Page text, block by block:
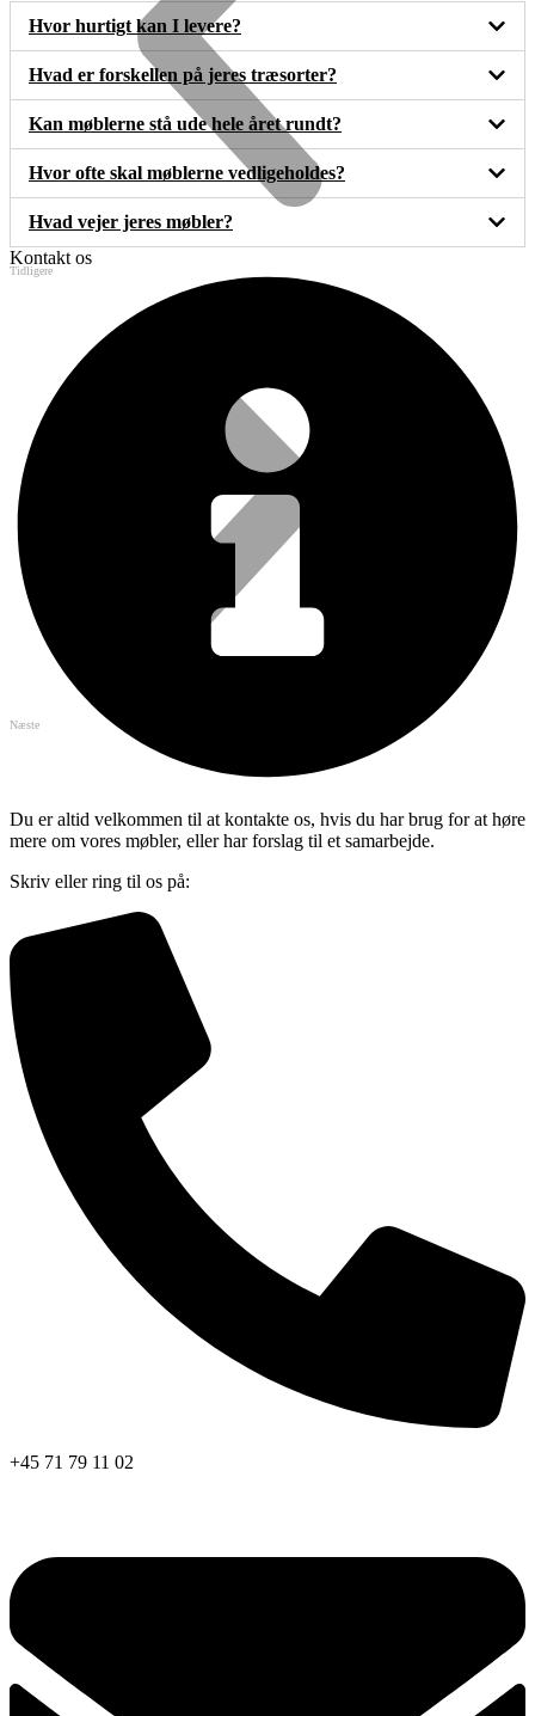
Tidligere
Næste
Hvor hurtigt kan I levere?
Hvad er forskellen på jeres træsorter?
Kan møblerne stå ude hele året rundt?
Hvor ofte skal møblerne vedligeholdes?
Hvad vejer jeres møbler?
Kontakt os
Du er altid velkommen til at kontakte os, hvis du har brug for at høre
mere om vores møbler, eller har forslag til et samarbejde.
Skriv eller ring til os på:
+45 71 79 11 02